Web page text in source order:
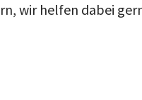
wir helfen dabei